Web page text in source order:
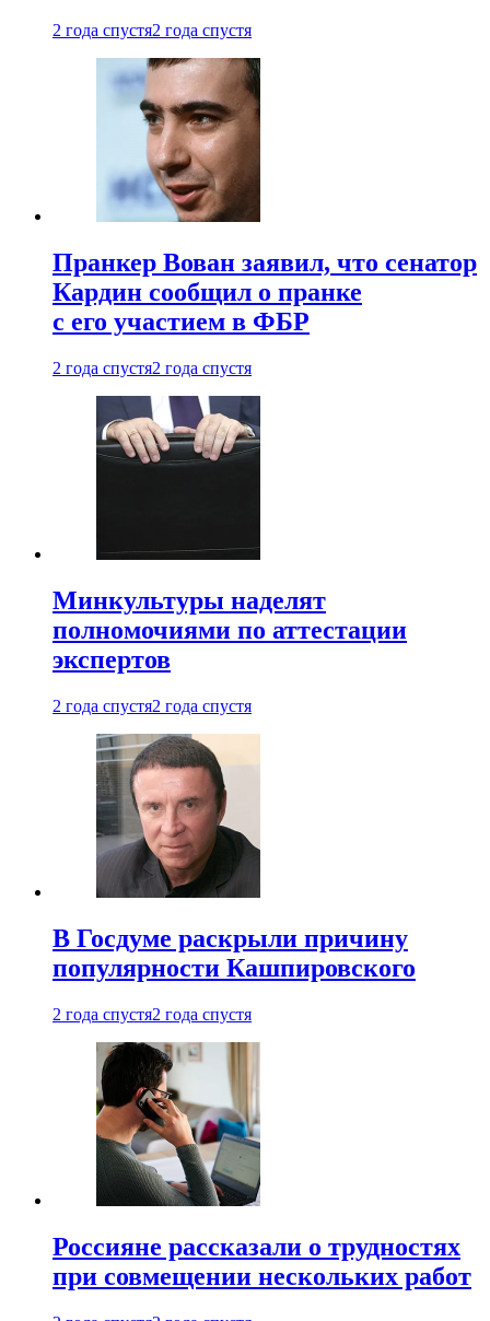
2 года спустя2 года спустя
Пранкер Вован заявил, что сенатор
Кардин сообщил о пранке
с его участием в ФБР
2 года спустя2 года спустя
Минкультуры наделят
полномочиями по аттестации
экспертов
2 года спустя2 года спустя
В Госдуме раскрыли причину
популярности Кашпировского
2 года спустя2 года спустя
Россияне рассказали о трудностях
при совмещении нескольких работ